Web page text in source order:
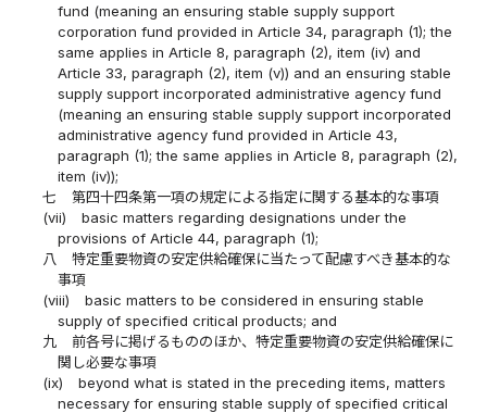
fund (meaning an ensuring stable supply support
corporation fund provided in Article 34, paragraph (1); the
same applies in Article 8, paragraph (2), item (iv) and
Article 33, paragraph (2), item (v)) and an ensuring stable
supply support incorporated administrative agency fund
(meaning an ensuring stable supply support incorporated
administrative agency fund provided in Article 43,
paragraph (1); the same applies in Article 8, paragraph (2),
item (iv));
七
第四十四条第一項の規定による指定に関する基本的な事項
(vii)
basic matters regarding designations under the
provisions of Article 44, paragraph (1);
八
特定重要物資の安定供給確保に当たって配慮すべき基本的な
事項
(viii)
basic matters to be considered in ensuring stable
supply of specified critical products; and
九
前各号に掲げるもののほか、特定重要物資の安定供給確保に
関し必要な事項
(ix)
beyond what is stated in the preceding items, matters
necessary for ensuring stable supply of specified critical